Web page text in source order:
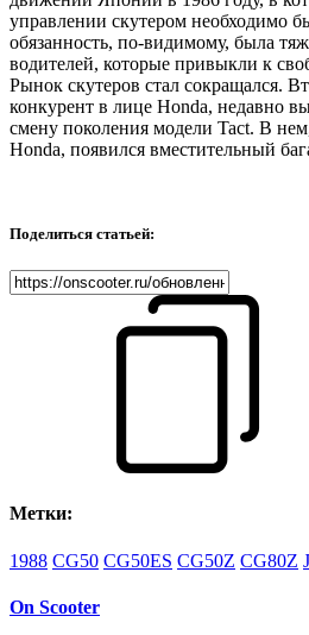
управлении скутером необходимо
обязанность, по-видимому, была
водителей, которые привыкли к
Рынок скутеров стал сокращался.
конкурент в лице Honda, недавно
смену поколения модели Tact. В
Honda, появился вместительный
Поделиться статьей:
Метки:
1988 CG50 CG50ES CG50Z CG80Z
On Scooter